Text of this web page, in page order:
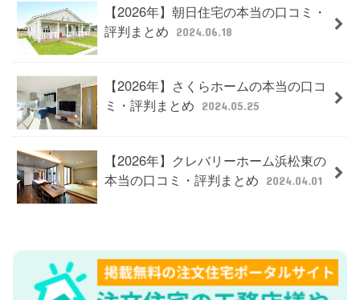
【2026年】朝日住宅の本当の口コミ・
評判まとめ
2024.06.18
【2026年】さくらホームの本当の口コ
ミ・評判まとめ
2024.05.25
【2026年】クレバリーホーム浜松東の
本当の口コミ・評判まとめ
2024.04.01